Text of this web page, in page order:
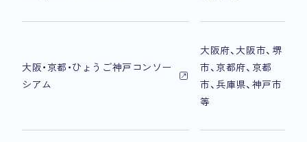
大阪・京都・ひょうご神戸コンソー
シアム
大阪府、大阪市、堺
市、京都府、京都
市、兵庫県、神戸市
等